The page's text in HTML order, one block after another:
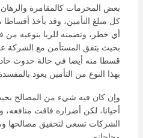
بعض المحرمات كالمقامرة
كل مبلغ التأمين، وقد يأخذ أقساطا
أي خطر، وتضمنه للربا بنوعيه من
بحيث يتفق المستأمن مع الشركة
قسطا منه أيضا في حالة حدوث
بهذا النوع من التأمين يعود
وإن كان فيه شيء من المصالح
أحيانا، لكن أضراره فاقت
الشركات تسعى لتحقيق مصالحها